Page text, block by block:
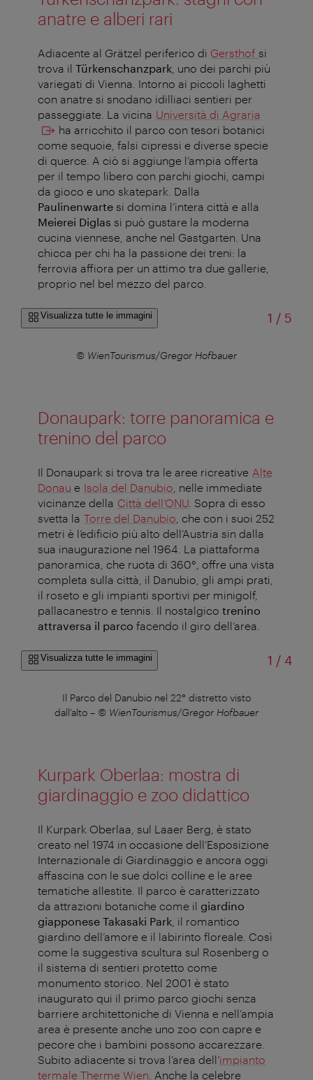
anatre e alberi rari
Adiacente al Grätzel periferico di Gersthof si
trova il Türkenschanzpark , uno dei parchi più
variegati di Vienna. Intorno ai piccoli laghetti
con anatre si snodano idilliaci sentieri per
passeggiate. La vicina Università di Agraria
ha arricchito il parco con tesori botanici
come sequoie, falsi cipressi e diverse specie
di querce. A ciò si aggiunge l’ampia offerta
per il tempo libero con parchi giochi, campi
da gioco e uno skatepark. Dalla
Paulinenwarte si domina l’intera città e alla
Meierei Diglas si può gustare la moderna
cucina viennese, anche nel Gastgarten. Una
chicca per chi ha la passione dei treni: la
ferrovia affiora per un attimo tra due gallerie,
proprio nel bel mezzo del parco.
Visualizza tutte le immagini 1 /di
5
© WienTourismus/Gregor Hofbauer
Donaupark: torre panoramica e
trenino del parco
Il Donaupark si trova tra le aree ricreative Alte
Donau e Isola del Danubio , nelle immediate
vicinanze della Città dell’ONU . Sopra di esso
svetta la Torre del Danubio , che con i suoi 252
metri è l’edificio più alto dell’Austria sin dalla
sua inaugurazione nel 1964. La piattaforma
panoramica, che ruota di 360°, offre una vista
completa sulla città, il Danubio, gli ampi prati,
il roseto e gli impianti sportivi per minigolf,
pallacanestro e tennis. Il nostalgico trenino
attraversa il parco facendo il giro dell’area.
Visualizza tutte le immagini 1 /di
4
Il Parco del Danubio nel 22° distretto visto
dall’alto– © WienTourismus/Gregor Hofbauer
Kurpark Oberlaa: mostra di
giardinaggio e zoo didattico
Il Kurpark Oberlaa, sul Laaer Berg, è stato
creato nel 1974 in occasione dell’Esposizione
Internazionale di Giardinaggio e ancora oggi
affascina con le sue dolci colline e le aree
tematiche allestite. Il parco è caratterizzato
da attrazioni botaniche come il giardino
giapponese Takasaki Park , il romantico
giardino dell’amore e il labirinto floreale. Così
come la suggestiva scultura sul Rosenberg o
il sistema di sentieri protetto come
monumento storico. Nel 2001 è stato
inaugurato qui il primo parco giochi senza
barriere architettoniche di Vienna e nell’ampia
area è presente anche uno zoo con capre e
pecore che i bambini possono accarezzare.
Subito adiacente si trova l’area dell’impianto
termale Therme Wien . Anche la celebre